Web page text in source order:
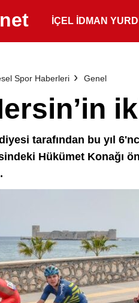
İÇEL İDMAN
Spor Haberleri Genel
tarafından bu yıl
Hükümet Konağı